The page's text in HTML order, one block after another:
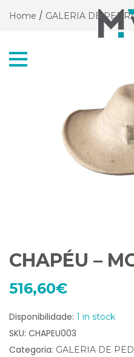
Home / GALERIA DE
CHAPÉU –
516,60€
Disponibilidade: 1 in stock
SKU: CHAPEU003
Categoria: GALERIA DE